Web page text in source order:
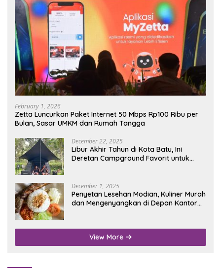
February 1, 2026
Zetta Luncurkan Paket Internet 50 Mbps Rp100 Ribu per
Bulan, Sasar UMKM dan Rumah Tangga
December 22, 2025
Libur Akhir Tahun di Kota Batu, Ini
Deretan Campground Favorit untuk
December 1, 2025
Penyetan Lesehan Modian, Kuliner Murah
dan Mengenyangkan di Depan Kantor
View More